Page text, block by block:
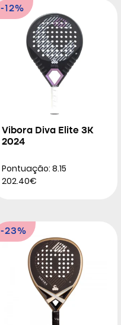
-12%
Vibora Diva Elite 3K
2024
Pontuação: 8.15
202.40€
-23%